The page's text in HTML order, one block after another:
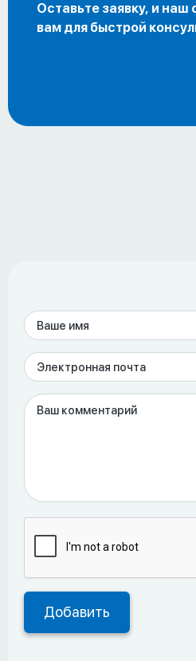
Оставьте заявку, и наш
вам для быстрой